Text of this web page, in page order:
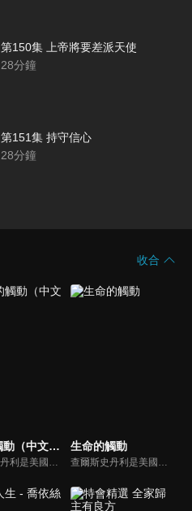
第150集 上帝將要差派天使
28分鐘
第151集 持守信心
28分鐘
收合
生命的觸動（中文配音） 生命的觸動